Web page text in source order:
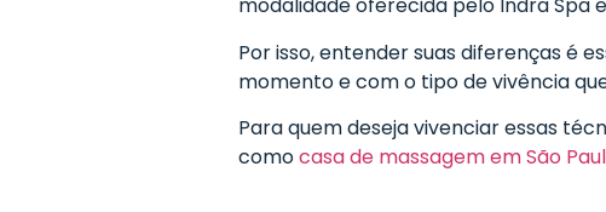
modalidade oferecida pelo Indra Spa
Por isso, entender suas diferenças é
momento e com o tipo de vivência
Para quem deseja vivenciar essas
comocasa de massagem em São